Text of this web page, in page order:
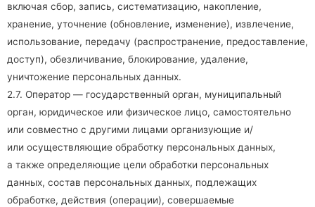
включая сбор, запись, систематизацию, накопление,
хранение, уточнение (обновление, изменение), извлечение,
использование, передачу (распространение, предоставление,
доступ), обезличивание, блокирование, удаление,
уничтожение персональных данных.
2.7. Оператор — государственный орган, муниципальный
орган, юридическое или физическое лицо, самостоятельно
или совместно с другими лицами организующие и/
или осуществляющие обработку персональных данных,
а также определяющие цели обработки персональных
данных, состав персональных данных, подлежащих
обработке, действия (операции), совершаемые